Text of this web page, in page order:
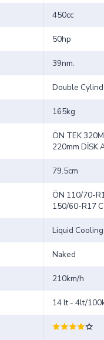
450cc
50hp
39nm.
Double
165kg
ÖN TEK
220mm DİSK
79.5cm
ÖN 110/70-
150/60-R17
Liquid Cooling
Naked
210km/h
14 lt - 4lt/